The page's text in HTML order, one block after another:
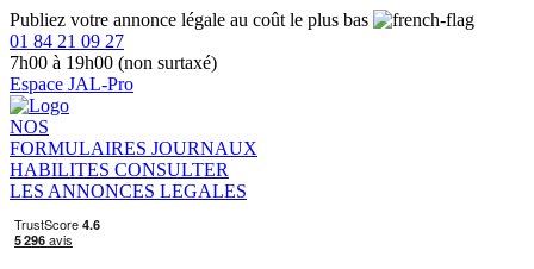
Publiez votre annonce légale au coût le plus bas
01 84 21 09 27
7h00 à 19h00 (non surtaxé)
Espace JAL-Pro
NOS
FORMULAIRES JOURNAUX
HABILITES CONSULTER
LES ANNONCES LEGALES